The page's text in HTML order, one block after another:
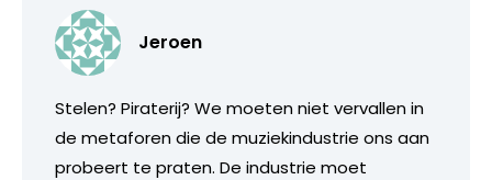
Jeroen
Stelen? Piraterij? We moeten niet vervallen in
de metaforen die de muziekindustrie ons aan
probeert te praten. De industrie moet